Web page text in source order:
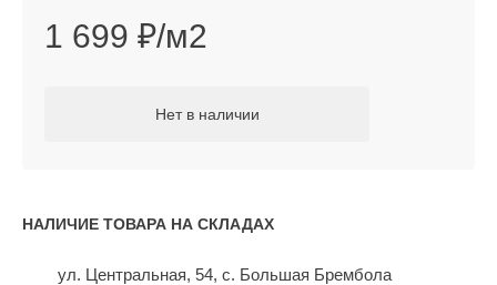
1 699 ₽/м2
Нет в наличии
НАЛИЧИЕ ТОВАРА НА СКЛАДАХ
ул. Центральная, 54, c. Большая Брембола